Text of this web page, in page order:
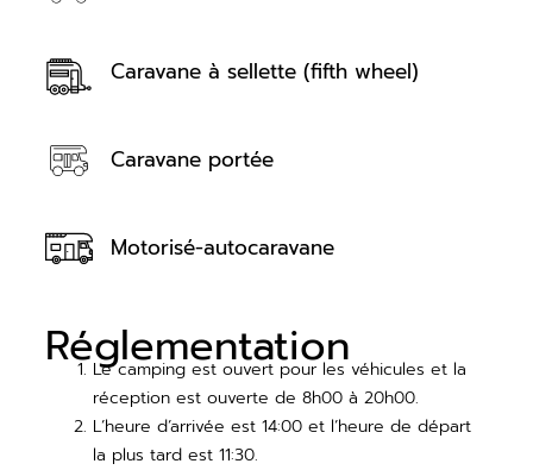
Caravane à sellette (fifth wheel)
Caravane portée
Motorisé-autocaravane
Réglementation
Le camping est ouvert pour les véhicules et la
réception est ouverte de 8h00 à 20h00.
L’heure d’arrivée est 14:00 et l’heure de départ
la plus tard est 11:30.